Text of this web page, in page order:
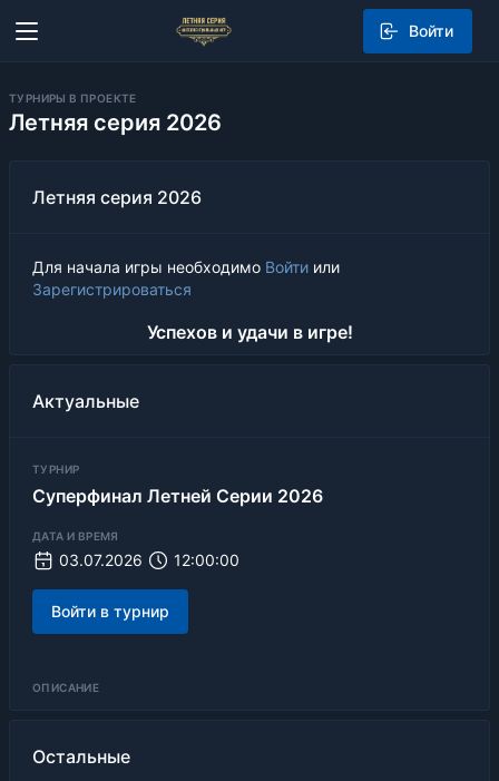
Войти
ТУРНИРЫ В ПРОЕКТЕ
Летняя серия 2026
Летняя серия 2026
Для начала игры необходимо Войти или
Зарегистрироваться
Успехов и удачи в игре!
Актуальные
ТУРНИР
Суперфинал Летней Серии 2026
ДАТА И ВРЕМЯ
03.07.2026 12:00:00
Войти в турнир
ОПИСАНИЕ
Остальные